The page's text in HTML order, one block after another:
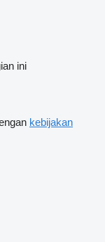
ini
kebijakan